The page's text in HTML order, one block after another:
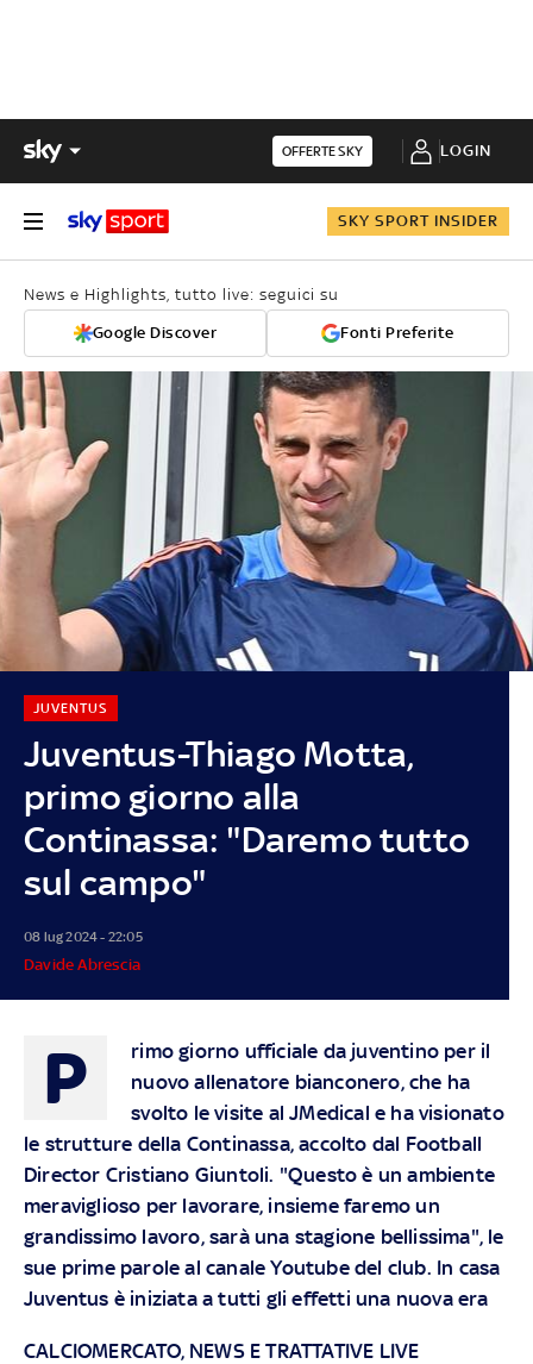
OFFERTE SKY LOGIN
SKY SPORT INSIDER
News e Highlights, tutto live: seguici su
Google Discover Fonti Preferite
Juventus-Thiago Motta,
primo giorno alla
Continassa: "Daremo tutto
sul campo"
JUVENTUS
08 lug 2024 - 22:05
Davide Abrescia
P
rimo giorno ufficiale da juventino per il
nuovo allenatore bianconero, che ha
svolto le visite al JMedical e ha visionato
le strutture della Continassa, accolto dal Football
Director Cristiano Giuntoli. "Questo è un ambiente
meraviglioso per lavorare, insieme faremo un
grandissimo lavoro, sarà una stagione bellissima", le
sue prime parole al canale Youtube del club. In casa
Juventus è iniziata a tutti gli effetti una nuova era
CALCIOMERCATO, NEWS E TRATTATIVE LIVE